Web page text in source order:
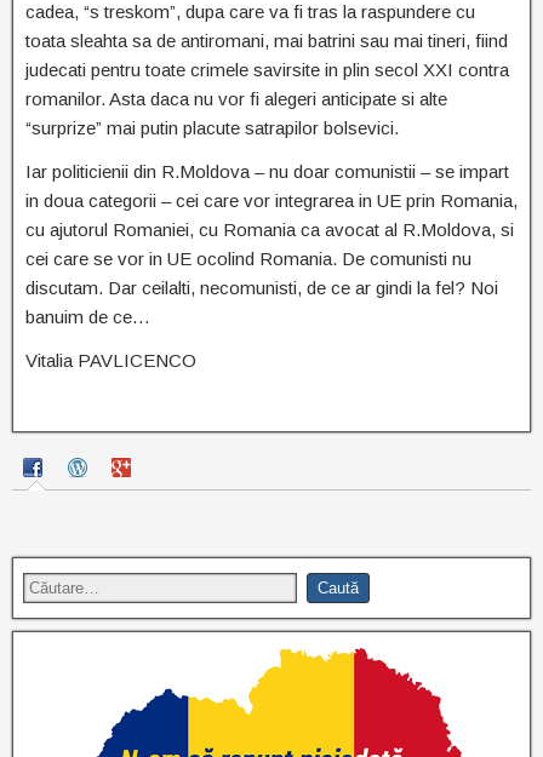
cadea, “s treskom”, dupa care va fi tras la raspundere cu
toata sleahta sa de antiromani, mai batrini sau mai tineri, fiind
judecati pentru toate crimele savirsite in plin secol XXI contra
romanilor. Asta daca nu vor fi alegeri anticipate si alte
“surprize” mai putin placute satrapilor bolsevici.
Iar politicienii din R.Moldova – nu doar comunistii – se impart
in doua categorii – cei care vor integrarea in UE prin Romania,
cu ajutorul Romaniei, cu Romania ca avocat al R.Moldova, si
cei care se vor in UE ocolind Romania. De comunisti nu
discutam. Dar ceilalti, necomunisti, de ce ar gindi la fel? Noi
banuim de ce…
Vitalia PAVLICENCO